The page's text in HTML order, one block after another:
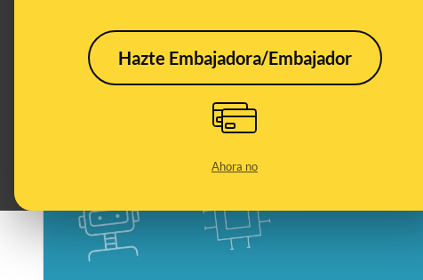
Hazte Embajadora/Embajador
Ahora no